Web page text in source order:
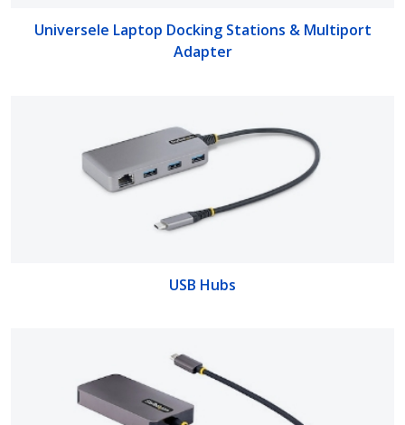
Universele Laptop Docking Stations & Multiport
Adapter
USB Hubs